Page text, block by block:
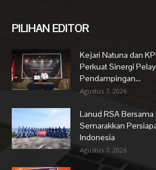
PILIHAN EDITOR
Kejari Natuna dan
Perkuat Sinergi
Pendampingan...
Agustus 7, 2026
Lanud RSA
Semarakkan
Indonesia
Agustus 7, 2026